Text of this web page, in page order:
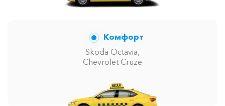
Комфорт
Skoda Octavia,
Chevrolet Cruze